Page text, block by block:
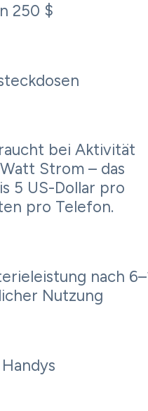
250 $
bei Aktivität
Strom – das
5 US-Dollar pro
pro Telefon.
nach
Nutzung